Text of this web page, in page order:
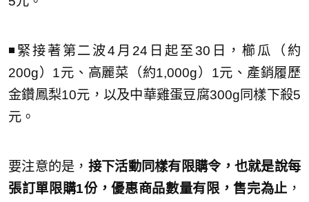
◾緊接著第二波4月24日起至30日，櫛瓜（約
200g）1元、高麗菜（約1,000g）1元、產銷履歷
金鑽鳳梨10元，以及中華雞蛋豆腐300g同樣下殺5
元。
要注意的是， 接下活動同樣有限購令，也就是說每
張訂單限購1份，優惠商品數量有限，售完為止 ，